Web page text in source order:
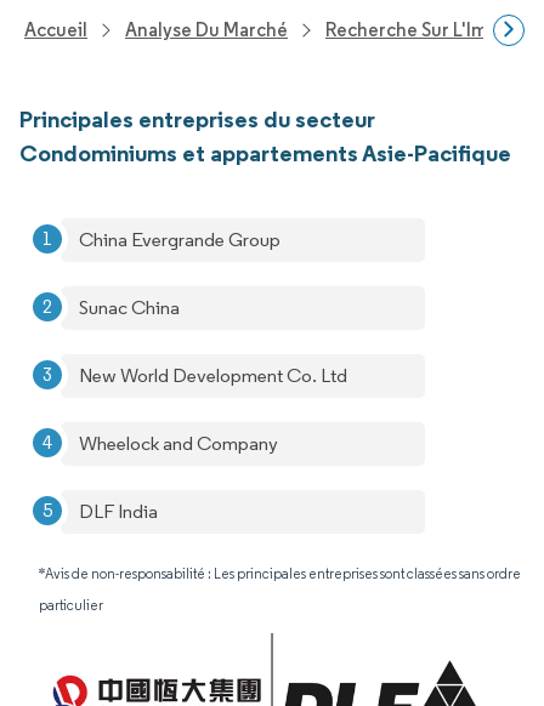
Accueil Analyse Du Marché Recherche Sur
Principales entreprises du secteur
Condominiums et appartements Asie-Pacifique
China Evergrande Group
Sunac China
New World Development Co. Ltd
Wheelock and Company
DLF India
*Avis de non-responsabilité : Les principales entreprises sont classées sans ordre
particulier